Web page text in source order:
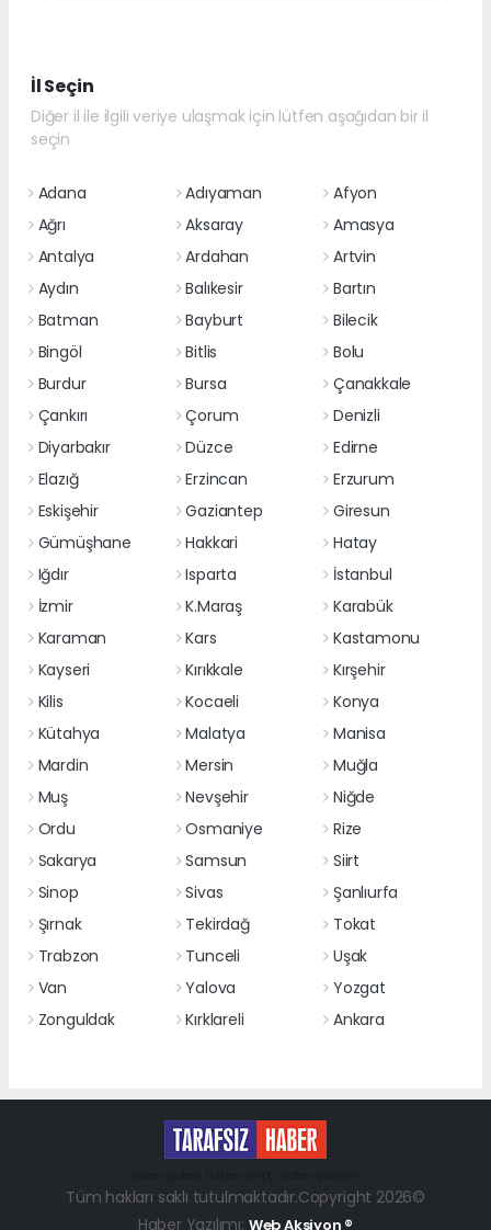
İl Seçin
Diğer il ile ilgili veriye ulaşmak için lütfen aşağıdan bir il
seçin
Adana Adıyaman
Afyon
Ağrı
Aksaray
Amasya
Antalya
Ardahan
Artvin
Aydın
Balıkesir
Bartın
Batman
Bayburt
Bilecik
Bingöl
Bitlis
Bolu
Burdur
Bursa
Çanakkale
Çankırı
Çorum
Denizli
Diyarbakır
Düzce
Edirne
Elazığ
Erzincan
Erzurum
Eskişehir
Gaziantep
Giresun
Gümüşhane
Hakkari
Hatay
Iğdır
Isparta
İstanbul
İzmir
K.Maraş
Karabük
Karaman
Kars
Kastamonu
Kayseri
Kırıkkale
Kırşehir
Kilis
Kocaeli
Konya
Kütahya
Malatya
Manisa
Mardin
Mersin
Muğla
Muş
Nevşehir
Niğde
Ordu
Osmaniye
Rize
Sakarya
Samsun
Siirt
Sinop
Sivas
Şanlıurfa
Şırnak
Tekirdağ
Tokat
Trabzon
Tunceli
Uşak
Van
Yalova
Yozgat
Zonguldak
Kırklareli Ankara
Tüm hakları saklı tutulmaktadır.Copyright 2026©
Haber Yazılımı: Web Aksiyon ®